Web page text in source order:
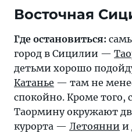
Восточная
Где остановиться:
город в Сицилии —
детьми хорошо
Катанье — там не
спокойно. Кроме того,
Таормину окружают
курорта — Летоянни и